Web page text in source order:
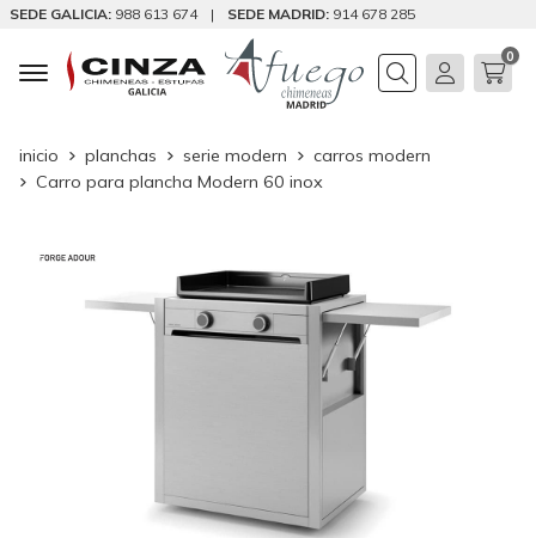
SEDE GALICIA: 988 613 674 | SEDE MADRID: 914 678 285
Buscar
0
inicio planchas serie modern
carros modern
Carro para plancha Modern 60 inox